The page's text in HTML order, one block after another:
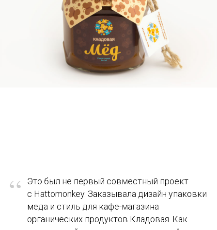
“
Это был не первый совместный проект
с Hattomonkey. Заказывала дизайн упаковки
меда и стиль для кафе-магазина
органических продуктов Кладовая. Как